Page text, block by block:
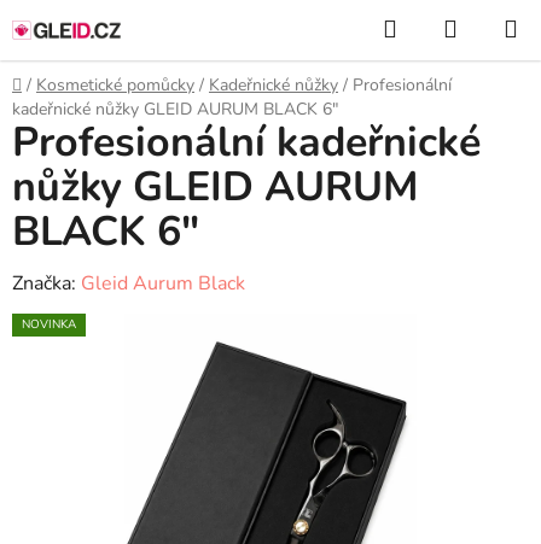
na
obsah
Hledat
KOŠÍK
Domů
/ Kosmetické pomůcky / Kadeřnické nůžky / Profesionální
kadeřnické nůžky GLEID AURUM BLACK 6″
Profesionální kadeřnické
nůžky GLEID AURUM
BLACK 6″
Značka: Gleid Aurum Black
NOVINKA